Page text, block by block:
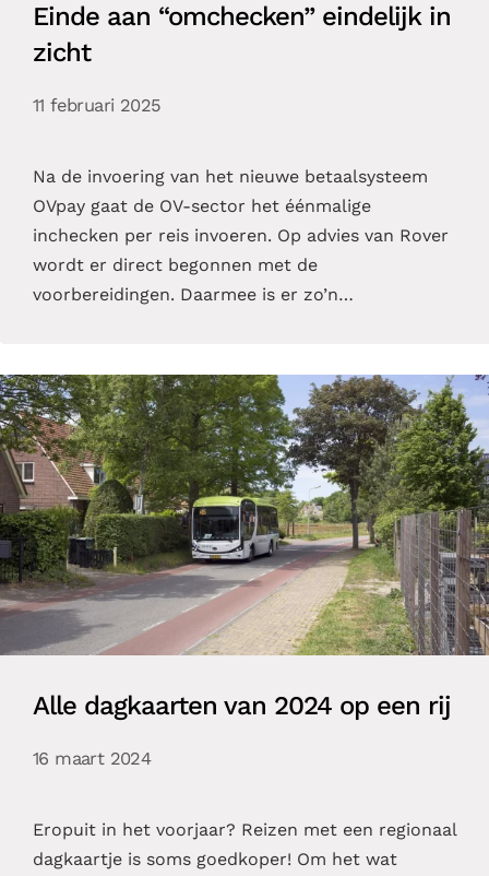
Einde aan “omchecken” eindelijk in
zicht
11 februari 2025
Na de invoering van het nieuwe betaalsysteem
OVpay gaat de OV-sector het éénmalige
inchecken per reis invoeren. Op advies van Rover
wordt er direct begonnen met de
voorbereidingen. Daarmee is er zo’n…
Alle dagkaarten van 2024 op een rij
16 maart 2024
Eropuit in het voorjaar? Reizen met een regionaal
dagkaartje is soms goedkoper! Om het wat